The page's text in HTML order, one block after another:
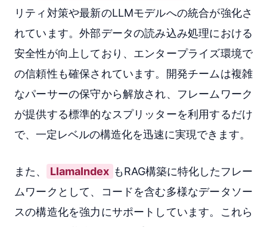
リティ対策や最新のLLMモデルへの統合が強化さ
れています。外部データの読み込み処理における
安全性が向上しており、エンタープライズ環境で
の信頼性も確保されています。開発チームは複雑
なパーサーの保守から解放され、フレームワーク
が提供する標準的なスプリッターを利用するだけ
で、一定レベルの構造化を迅速に実現できます。
また、 LlamaIndex もRAG構築に特化したフレー
ムワークとして、コードを含む多様なデータソー
スの構造化を強力にサポートしています。これら